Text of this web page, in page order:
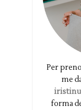
Per
me
forma